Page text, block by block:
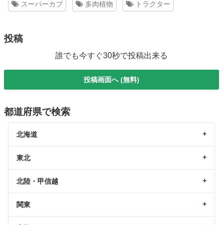
スーパーカブ 多肉植物 トラクター
投稿
誰でも今すぐ30秒で投稿出来る
投稿画面へ (無料)
都道府県で検索
北海道
東北
北陸・甲信越
関東